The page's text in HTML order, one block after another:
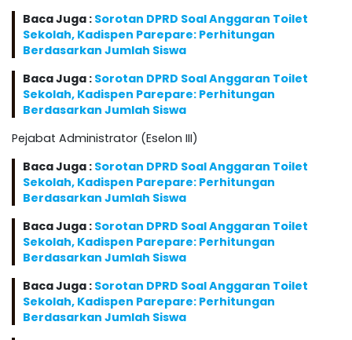
Baca Juga : Sorotan DPRD Soal Anggaran Toilet
Sekolah, Kadispen Parepare: Perhitungan
Berdasarkan Jumlah Siswa
Baca Juga : Sorotan DPRD Soal Anggaran Toilet
Sekolah, Kadispen Parepare: Perhitungan
Berdasarkan Jumlah Siswa
Pejabat Administrator (Eselon III)
Baca Juga : Sorotan DPRD Soal Anggaran Toilet
Sekolah, Kadispen Parepare: Perhitungan
Berdasarkan Jumlah Siswa
Baca Juga : Sorotan DPRD Soal Anggaran Toilet
Sekolah, Kadispen Parepare: Perhitungan
Berdasarkan Jumlah Siswa
Baca Juga : Sorotan DPRD Soal Anggaran Toilet
Sekolah, Kadispen Parepare: Perhitungan
Berdasarkan Jumlah Siswa